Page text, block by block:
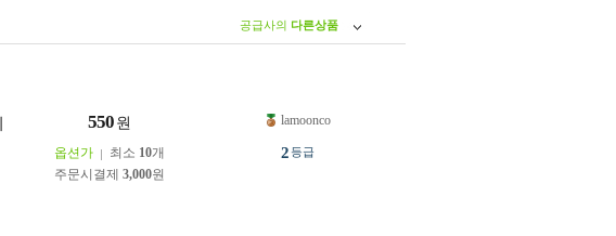
공급사의 다른상품
550 원
옵션가 최소 10개
주문시결제 3,000원
lamoonco
2등급